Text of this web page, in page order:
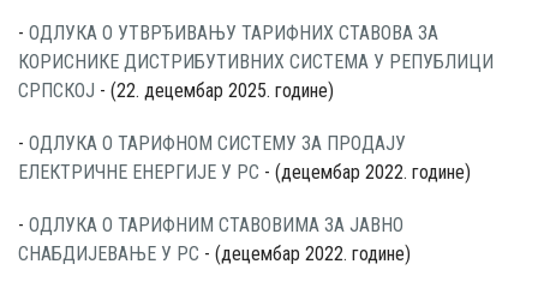
ДОКУМЕНТИ
КОНТАКТ
- ОДЛУКА О УТВРЂИВАЊУ ТАРИФНИХ СТАВОВА ЗА
КОРИСНИКЕ ДИСТРИБУТИВНИХ СИСТЕМА У РЕПУБЛИЦИ
СРПСКОЈ - (22. децембар 2025. године)
- ОДЛУКА О ТАРИФНОМ СИСТЕМУ ЗА ПРОДАЈУ
ЕЛЕКТРИЧНЕ ЕНЕРГИЈЕ У РС - (децембар 2022. године)
- ОДЛУКА О ТАРИФНИМ СТАВОВИМА ЗА ЈАВНО
СНАБДИЈЕВАЊЕ У РС - (децембар 2022. године)